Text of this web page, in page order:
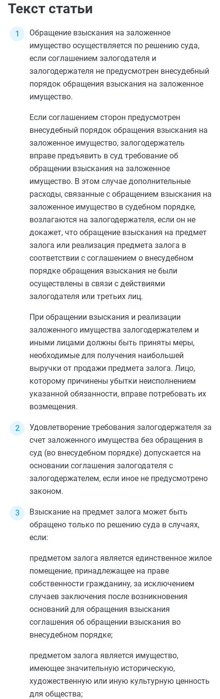
Текст статьи
Обращение взыскания на заложенное
имущество осуществляется по решению суда,
если соглашением залогодателя и
залогодержателя не предусмотрен внесудебный
порядок обращения взыскания на заложенное
имущество.
Если соглашением сторон предусмотрен
внесудебный порядок обращения взыскания на
заложенное имущество, залогодержатель
вправе предъявить в суд требование об
обращении взыскания на заложенное
имущество. В этом случае дополнительные
расходы, связанные с обращением взыскания на
заложенное имущество в судебном порядке,
возлагаются на залогодержателя, если он не
докажет, что обращение взыскания на предмет
залога или реализация предмета залога в
соответствии с соглашением о внесудебном
порядке обращения взыскания не были
осуществлены в связи с действиями
залогодателя или третьих лиц.
При обращении взыскания и реализации
заложенного имущества залогодержателем и
иными лицами должны быть приняты меры,
необходимые для получения наибольшей
выручки от продажи предмета залога. Лицо,
которому причинены убытки неисполнением
указанной обязанности, вправе потребовать их
возмещения.
Удовлетворение требования залогодержателя за
счет заложенного имущества без обращения в
суд (во внесудебном порядке) допускается на
основании соглашения залогодателя с
залогодержателем, если иное не предусмотрено
законом.
Взыскание на предмет залога может быть
обращено только по решению суда в случаях,
если:
предметом залога является единственное жилое
помещение, принадлежащее на праве
собственности гражданину, за исключением
случаев заключения после возникновения
оснований для обращения взыскания
соглашения об обращении взыскания во
внесудебном порядке;
предметом залога является имущество,
имеющее значительную историческую,
художественную или иную культурную ценность
для общества;